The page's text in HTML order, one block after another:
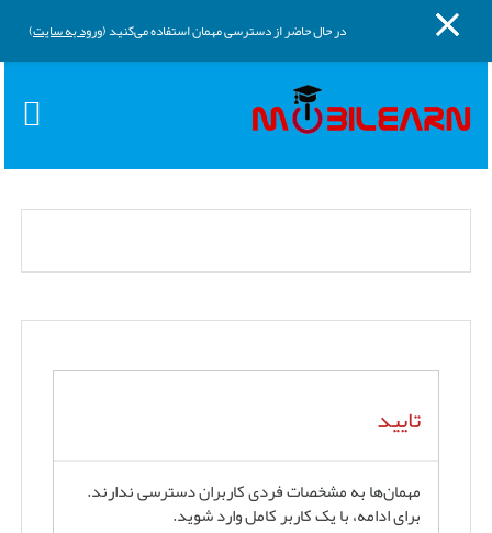
پرش به محتوای اصلی
پنل کناری در حال حاضر از دسترسی مهمان استفاده می‌کنید (ورود به سایت)
تایید
مهمان‌ها به مشخصات فردی کاربران دسترسی ندارند.
برای ادامه، با یک کاربر کامل وارد شوید.